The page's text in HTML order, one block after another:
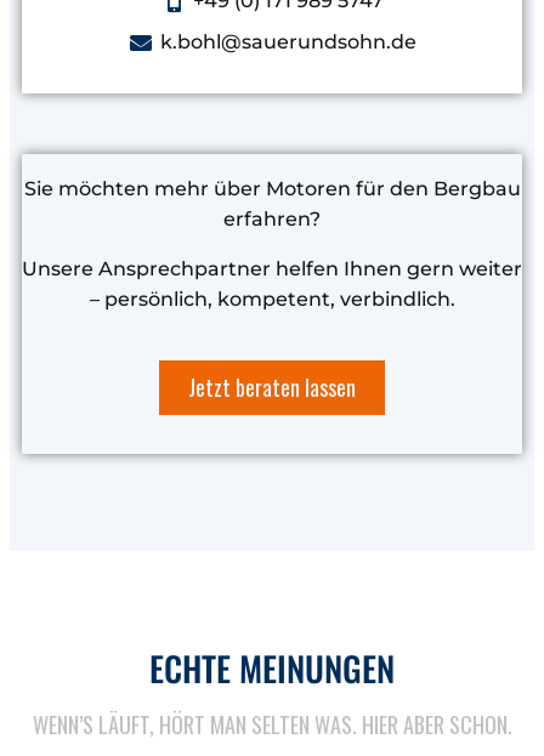
k.bohl@sauerundsohn.de
Sie möchten mehr über Motoren für den Bergbau
erfahren?
Unsere Ansprechpartner helfen Ihnen gern weiter
– persönlich, kompetent, verbindlich.
Jetzt beraten lassen
ECHTE MEINUNGEN
WENN’S LÄUFT, HÖRT MAN SELTEN WAS. HIER ABER SCHON.